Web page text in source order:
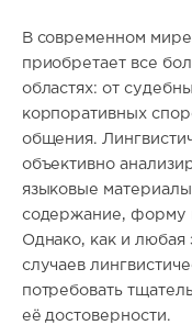
В современном мире
приобретает все
областях: от
корпоративных
общения.
объективно
языковые
содержание, форму
Однако, как и любая
случаев
потребовать
её достоверности.